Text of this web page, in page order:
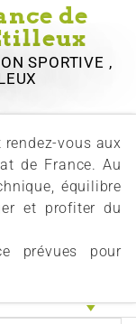
de
SPORTIVE ,
vous aux
de France. Au
équilibre
et profiter du
prévues pour